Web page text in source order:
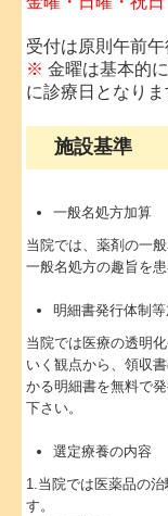
受付は原則午前
※金曜は基本的
に診療日となりま
施設基準
一般名処方加算
当院では、薬剤の一
一般名処方の趣旨を
明細書発行体制
当院では医療の透明
いく観点から、領収
かる明細書を無料で
下さい。
選定療養の内容
1.当院では医薬品の
す。